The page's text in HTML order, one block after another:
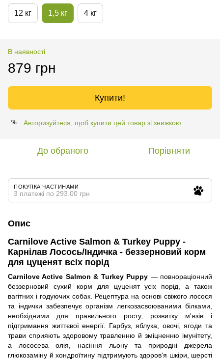
12 кг 1,5 кг 4 кг
В наявності
879 грн
Купити!
% Авторизуйтеся, щоб купити цей товар зі знижкою
До обраного Порівняти
ПОКУПКА ЧАСТИНАМИ
3 платежі по 293.00 грн
Опис
Carnilove Active Salmon & Turkey Puppy -
Карнілав Лосось/Індичка - беззерновий корм
для цуценят всіх порід
Carnilove Active Salmon & Turkey Puppy — повнораціонний
беззерновий сухий корм для цуценят усіх порід, а також
вагітних і годуючих собак. Рецептура на основі свіжого лосося
та індички забезпечує організм легкозасвоюваними білками,
необхідними для правильного росту, розвитку м'язів і
підтримання життєвої енергії. Гарбуз, яблука, овочі, ягоди та
трави сприяють здоровому травленню й зміцненню імунітету,
а лососева олія, насіння льону та природні джерела
глюкозаміну й хондроїтину підтримують здоров'я шкіри, шерсті